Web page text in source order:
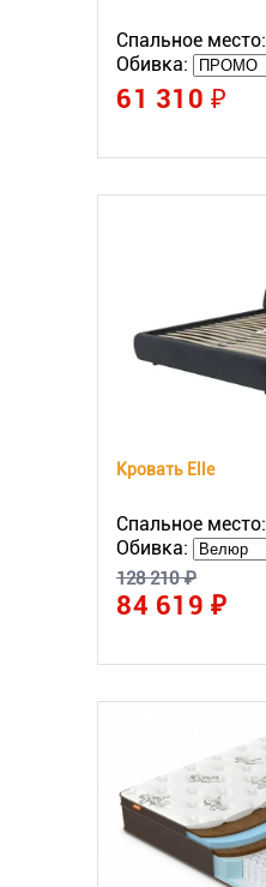
Спальное место:
Обивка:
61 310 ₽
Кровать Elle
Спальное место:
Обивка:
128 210 ₽
84 619 ₽